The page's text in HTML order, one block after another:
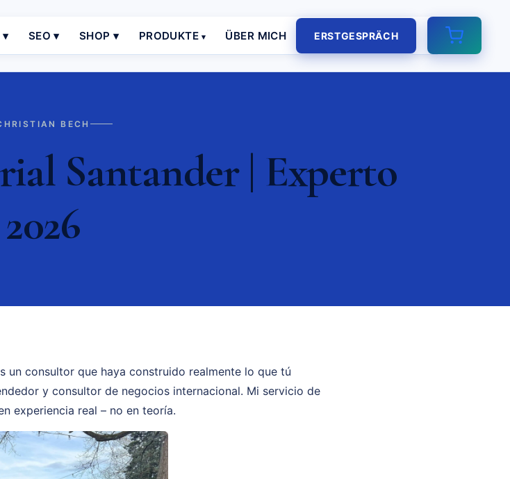
▾ SEO ▾ SHOP ▾ PRODUKTE ÜBER MICH ERSTGESPRÄCH
BECH
Santander | Experto
2026
un consultor que haya construido realmente lo que tú
y consultor de negocios internacional. Mi servicio de
experiencia real – no en teoría.